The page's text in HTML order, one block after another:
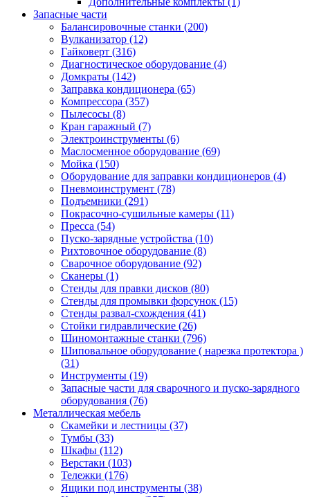
Запасные части
Балансировочные станки (200)
Вулканизатор (12)
Гайковерт (316)
Диагностическое оборудование (4)
Домкраты (142)
Заправка кондиционера (65)
Компрессора (357)
Пылесосы (8)
Кран гаражный (7)
Электроинструменты (6)
Маслосменное оборудование (69)
Мойка (150)
Оборудование для заправки кондиционеров (4)
Пневмоинструмент (78)
Подъемники (291)
Покрасочно-сушильные камеры (11)
Пресса (54)
Пуско-зарядные устройства (10)
Рихтовочное оборудование (8)
Сварочное оборудование (92)
Сканеры (1)
Стенды для правки дисков (80)
Стенды для промывки форсунок (15)
Стенды развал-схождения (41)
Стойки гидравлические (26)
Шиномонтажные станки (796)
Шиповальное оборудование ( нарезка протектора )
(31)
Инструменты (19)
Запасные части для сварочного и пуско-зарядного
оборудования (76)
Металлическая мебель
Скамейки и лестницы (37)
Тумбы (33)
Шкафы (112)
Верстаки (103)
Тележки (176)
Ящики под инструменты (38)